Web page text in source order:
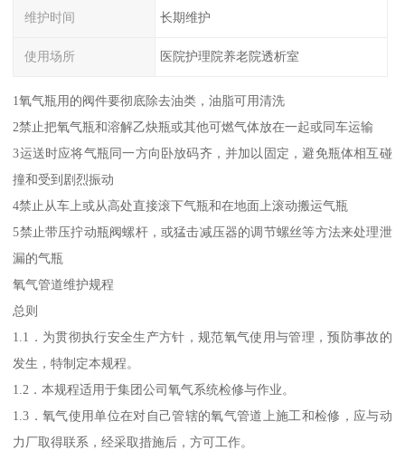
维护时间 长期维护
使用场所 医院护理院养老院透析室
1氧气瓶用的阀件要彻底除去油类，油脂可用清洗
2禁止把氧气瓶和溶解乙炔瓶或其他可燃气体放在一起或同车运输
3运送时应将气瓶同一方向卧放码齐，并加以固定，避免瓶体相互碰
撞和受到剧烈振动
4禁止从车上或从高处直接滚下气瓶和在地面上滚动搬运气瓶
5禁止带压拧动瓶阀螺杆，或猛击减压器的调节螺丝等方法来处理泄
漏的气瓶
氧气管道维护规程
总则
1.1．为贯彻执行安全生产方针，规范氧气使用与管理，预防事故的
发生，特制定本规程。
1.2．本规程适用于集团公司氧气系统检修与作业。
1.3．氧气使用单位在对自己管辖的氧气管道上施工和检修，应与动
力厂取得联系，经采取措施后，方可工作。